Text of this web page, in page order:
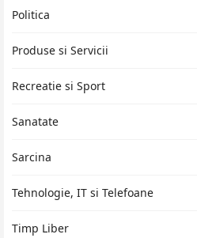
Politica
Produse si Servicii
Recreatie si Sport
Sanatate
Sarcina
Tehnologie, IT si Telefoane
Timp Liber